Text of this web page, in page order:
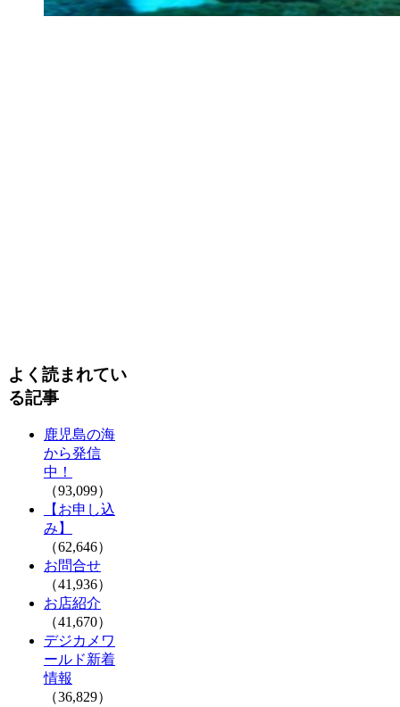
よく読まれてい
る記事
鹿児島の海
から発信
中！
（93,099）
【お申し込
み】
（62,646）
お問合せ
（41,936）
お店紹介
（41,670）
デジカメワ
ールド新着
情報
（36,829）